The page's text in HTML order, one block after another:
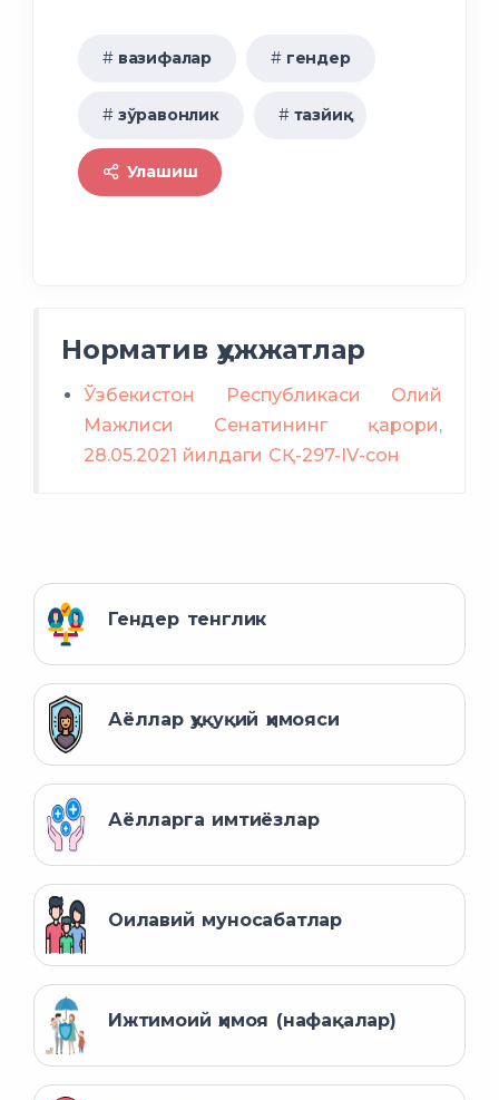
вазифалар гендер
зўравонлик тазйиқ
Улашиш
Норматив ҳужжатлар
Ўзбекистон Республикаси Олий
Мажлиси Сенатининг қарори,
28.05.2021 йилдаги СҚ-297-IV-сон
Гендер тенглик
Аёллар ҳуқуқий ҳимояси
Аёлларга имтиёзлар
Оилавий муносабатлар
Ижтимоий ҳимоя (нафақалар)